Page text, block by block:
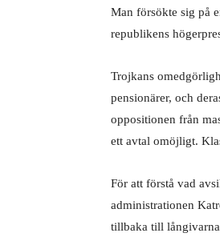
Man försökte sig på
republikens
Trojkans
pensionärer, och
oppositionen från
ett avtal omöjligt.
För att förstå vad
administrationen
tillbaka till långivarna